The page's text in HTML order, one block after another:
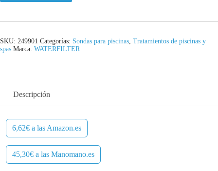
SKU: 249901 Categorías: Sondas para piscinas, Tratamientos de piscinas y
spas Marca: WATERFILTER
Descripción
6,62€ a las Amazon.es
45,30€ a las Manomano.es